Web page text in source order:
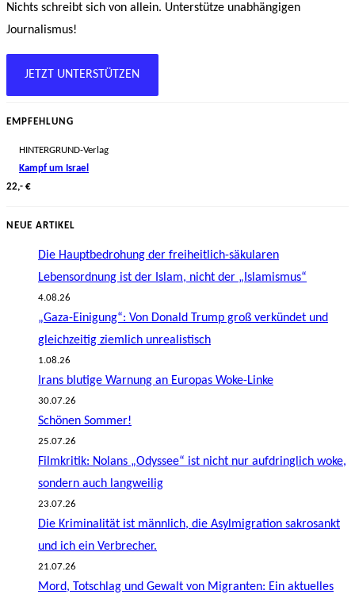
Nichts schreibt sich von allein. Unterstütze unabhängigen
Journalismus!
JETZT UNTERSTÜTZEN
EMPFEHLUNG
HINTERGRUND-Verlag
Kampf um Israel
22,- €
NEUE ARTIKEL
Die Hauptbedrohung der freiheitlich-säkularen
Lebensordnung ist der Islam, nicht der „Islamismus“
4.08.26
„Gaza-Einigung“: Von Donald Trump groß verkündet und
gleichzeitig ziemlich unrealistisch
1.08.26
Irans blutige Warnung an Europas Woke-Linke
30.07.26
Schönen Sommer!
25.07.26
Filmkritik: Nolans „Odyssee“ ist nicht nur aufdringlich woke,
sondern auch langweilig
23.07.26
Die Kriminalität ist männlich, die Asylmigration sakrosankt
und ich ein Verbrecher.
21.07.26
Mord, Totschlag und Gewalt von Migranten: Ein aktuelles